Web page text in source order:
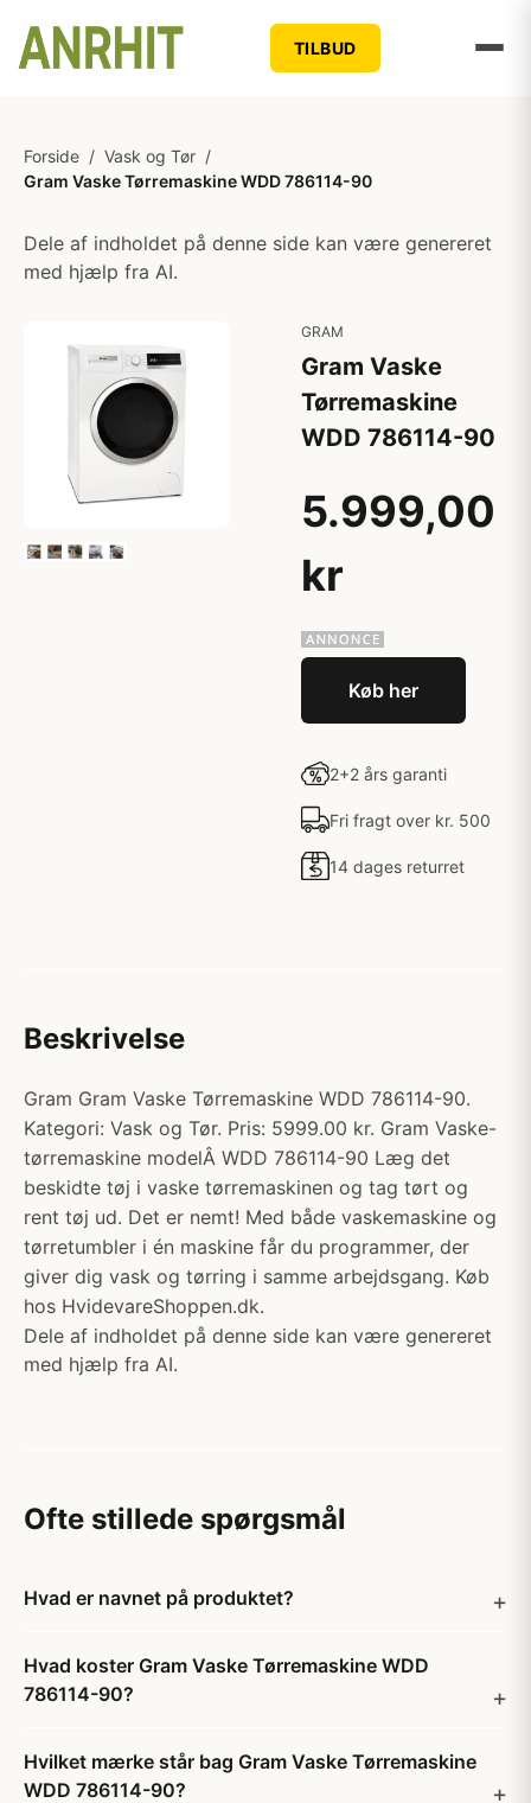
TILBUD
Forside / Vask og Tør /
Gram Vaske Tørremaskine WDD 786114-90
Dele af indholdet på denne side kan være genereret
med hjælp fra AI.
GRAM
Gram Vaske
Tørremaskine
WDD 786114-90
5.999,00
kr
Køb her
2+2 års garanti
Fri fragt over kr. 500
14 dages returret
Beskrivelse
Gram Gram Vaske Tørremaskine WDD 786114-90.
Kategori: Vask og Tør. Pris: 5999.00 kr. Gram Vaske-
tørremaskine modelÂ WDD 786114-90 Læg det
beskidte tøj i vaske tørremaskinen og tag tørt og
rent tøj ud. Det er nemt! Med både vaskemaskine og
tørretumbler i én maskine får du programmer, der
giver dig vask og tørring i samme arbejdsgang. Køb
hos HvidevareShoppen.dk.
Dele af indholdet på denne side kan være genereret
med hjælp fra AI.
Ofte stillede spørgsmål
Hvad er navnet på produktet?
Hvad koster Gram Vaske Tørremaskine WDD
786114-90?
Hvilket mærke står bag Gram Vaske Tørremaskine
WDD 786114-90?